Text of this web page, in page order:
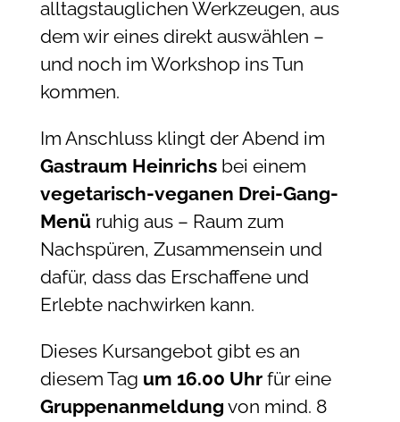
alltagstauglichen Werkzeugen, aus
dem wir eines direkt auswählen –
und noch im Workshop ins Tun
kommen.
Im Anschluss klingt der Abend im
Gastraum Heinrichsbei einem
vegetarisch-veganen Drei-Gang-
Menüruhig aus – Raum zum
Nachspüren, Zusammensein und
dafür, dass das Erschaffene und
Erlebte nachwirken kann.
Dieses Kursangebot gibt es an
diesem Tag um 16.00 Uhr für eine
Gruppenanmeldung von mind. 8